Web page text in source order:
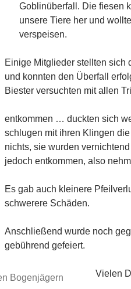
Goblinüberfall. Die fiesen
unsere Tiere her und
verspeisen.
Einige Mitglieder stellten sich
und konnten den Überfall
Biester versuchten mit allen
entkommen … duckten sich
schlugen mit ihren Klingen
nichts, sie wurden
jedoch entkommen, also
Es gab auch kleinere
schwerere Schäden.
Anschließend wurde noch
gebührend gefeiert.
Vielen